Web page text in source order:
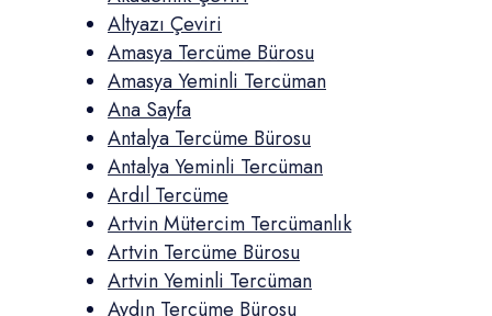
Altyazı Çeviri
Amasya Tercüme Bürosu
Amasya Yeminli Tercüman
Ana Sayfa
Antalya Tercüme Bürosu
Antalya Yeminli Tercüman
Ardıl Tercüme
Artvin Mütercim Tercümanlık
Artvin Tercüme Bürosu
Artvin Yeminli Tercüman
Aydın Tercüme Bürosu